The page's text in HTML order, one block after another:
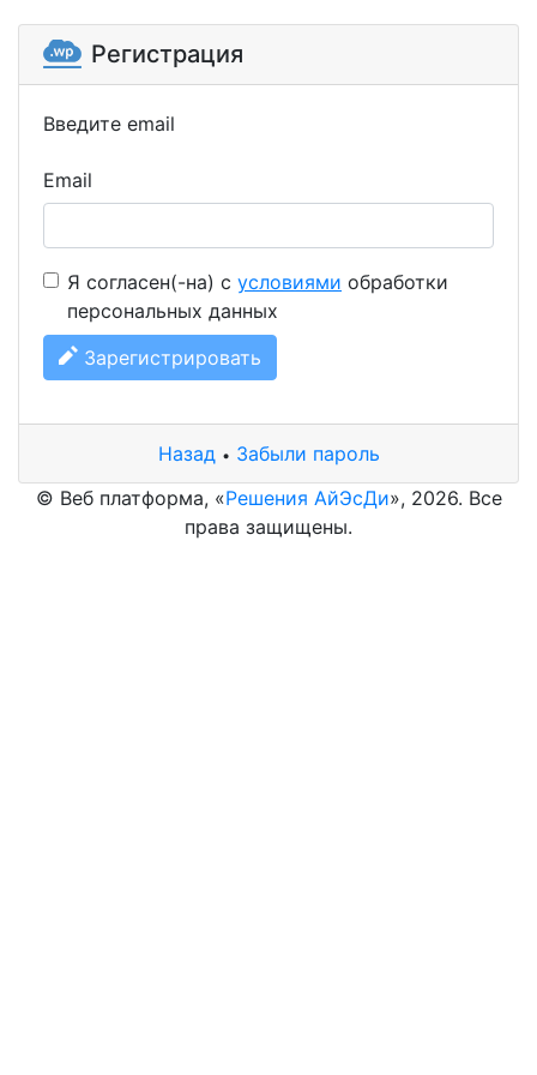
Регистрация
Введите email
Email
Я согласен(-на) с условиями обработки
персональных данных
Зарегистрировать
Назад • Забыли пароль
© Веб платформа, «Решения АйЭсДи», 2026. Все
права защищены.